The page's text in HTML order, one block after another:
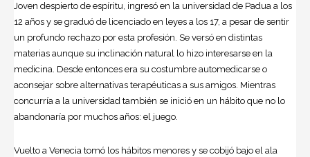
Joven despierto de espíritu, ingresó en la universidad de Padua a los
12 años y se graduó de licenciado en leyes a los 17, a pesar de sentir
un profundo rechazo por esta profesión. Se versó en distintas
materias aunque su inclinación natural lo hizo interesarse en la
medicina. Desde entonces era su costumbre automedicarse o
aconsejar sobre alternativas terapéuticas a sus amigos. Mientras
concurría a la universidad también se inició en un hábito que no lo
abandonaría por muchos años: el juego.
Vuelto a Venecia tomó los hábitos menores y se cobijó bajo el ala